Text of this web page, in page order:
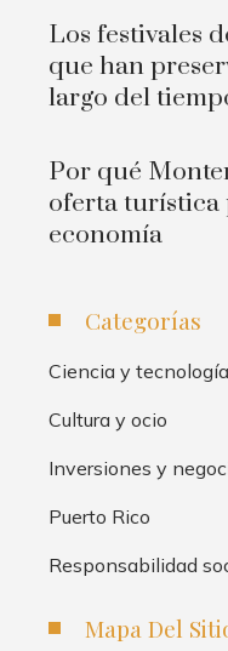
Los festivales
que han
largo del
Por qué
oferta turística
economía
Categorías
Ciencia y tecnología
Cultura y ocio
Inversiones y
Puerto Rico
Responsabilidad
Mapa Del